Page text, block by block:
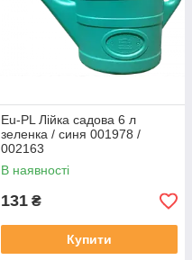
Eu-PL Лійка садова 6 л
зеленка / синя 001978 /
002163
В наявності
131 ₴
Купити